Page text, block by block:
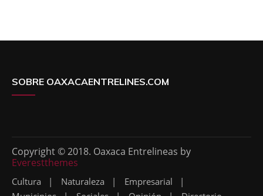
SOBRE OAXACAENTRELINES.COM
Copyright © 2018. Oaxaca Entrelineas by
Everestthemes
Cultura Naturaleza
Empresarial